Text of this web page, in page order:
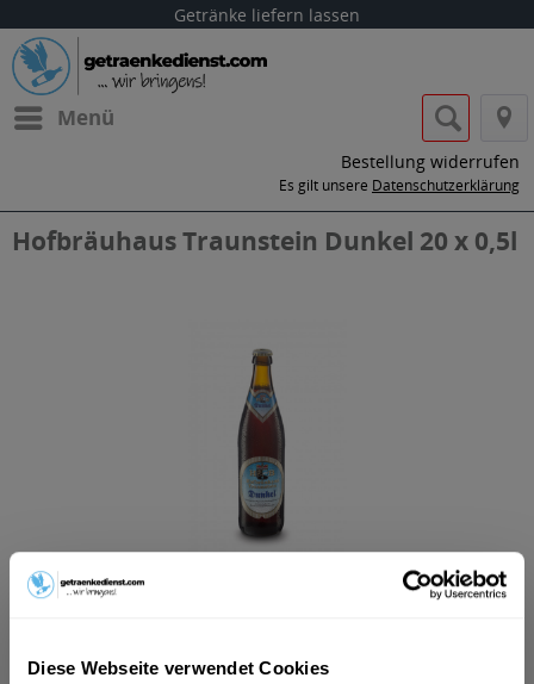
Diese Webseite verwendet Cookies
Getränke liefern lassen
Menü
Bestellung widerrufen
Es gilt unsere Datenschutzerklärung
Hofbräuhaus Traunstein Dunkel 20 x 0,5l
inkl. MwSt.ggf. zzgl. Erschwerniszuschlag